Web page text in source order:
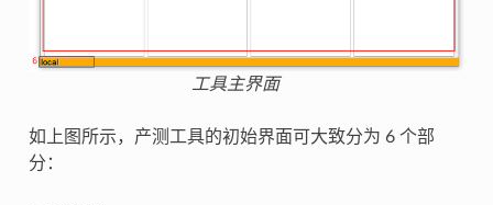
工具主界面
如上图所示，产测工具的初始界面可大致分为 6 个部
分：